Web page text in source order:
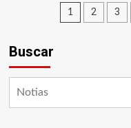
1 2 3
Buscar